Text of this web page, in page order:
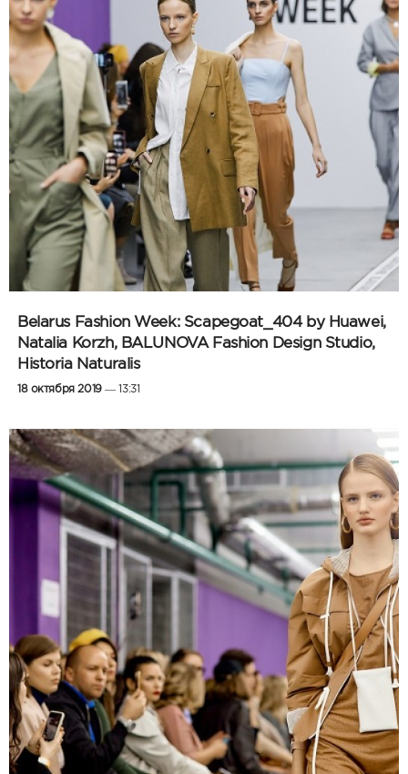
Belarus Fashion Week: Scapegoat_404 by Huawei,
Natalia Korzh, BALUNOVA Fashion Design Studio,
Historia Naturalis
18 октября 2019— 13:31